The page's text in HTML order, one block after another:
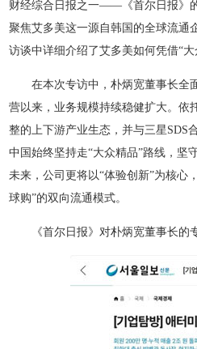
财经综合日报之一——《首尔日报》
聚焦艾多美这一源自韩国的全球流通
访谈中详细介绍了艾多美如何凭借“大
在本次专访中，朴炳宽董事长全
营以来，业务规模持续稳健扩大。依
整的上下游产业生态，并与三星SDS
中国始终坚持走“大众精品”路线，坚
未来，公司更将以“体验创新”为核心
球购”的双向流通模式。
《首尔日报》对朴炳宽董事长的